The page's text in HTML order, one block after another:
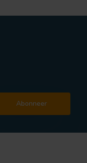
Abonneer